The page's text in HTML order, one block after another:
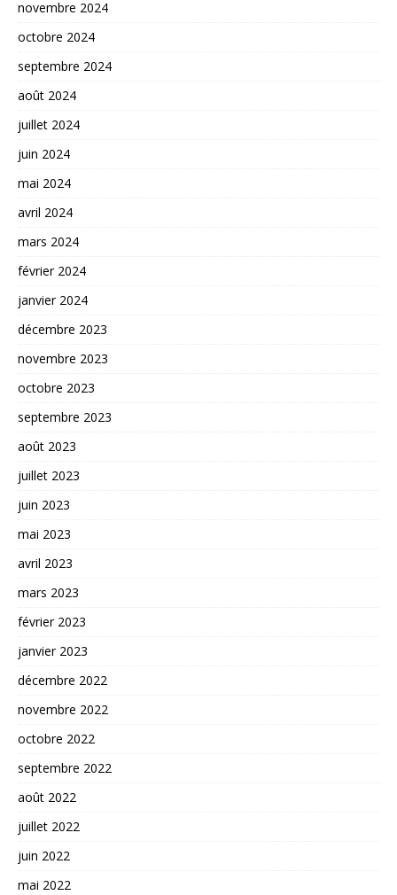
novembre 2024
octobre 2024
septembre 2024
août 2024
juillet 2024
juin 2024
mai 2024
avril 2024
mars 2024
février 2024
janvier 2024
décembre 2023
novembre 2023
octobre 2023
septembre 2023
août 2023
juillet 2023
juin 2023
mai 2023
avril 2023
mars 2023
février 2023
janvier 2023
décembre 2022
novembre 2022
octobre 2022
septembre 2022
août 2022
juillet 2022
juin 2022
mai 2022